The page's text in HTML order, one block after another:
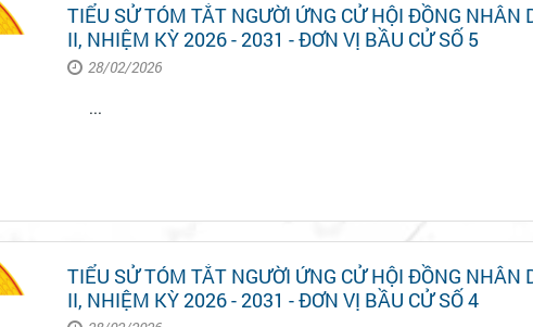
TIỂU SỬ TÓM TẮT NGƯỜI ỨNG CỬ HỘI ĐỒNG NHÂN
II, NHIỆM KỲ 2026 - 2031 - ĐƠN VỊ BẦU CỬ SỐ 5
28/02/2026
...
TIỂU SỬ TÓM TẮT NGƯỜI ỨNG CỬ HỘI ĐỒNG NHÂN
II, NHIỆM KỲ 2026 - 2031 - ĐƠN VỊ BẦU CỬ SỐ 4